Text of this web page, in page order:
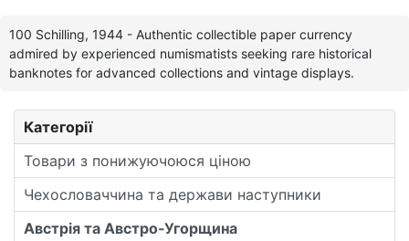
Категорії
Товари з понижуючоюся ціною
Чехословаччина та держави наступники
Австрія та Австро-Угорщина
100 Schilling, 1944 - Authentic collectible paper currency
admired by experienced numismatists seeking rare historical
banknotes for advanced collections and vintage displays.